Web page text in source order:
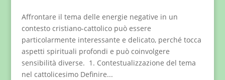
Affrontare il tema delle energie negative in un
contesto cristiano-cattolico può essere
particolarmente interessante e delicato, perché tocca
aspetti spirituali profondi e può coinvolgere
sensibilità diverse. 1. Contestualizzazione del tema
nel cattolicesimo Definire...